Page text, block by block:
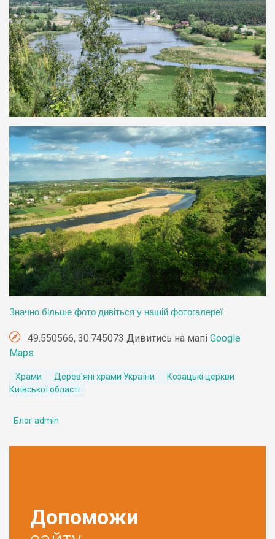
Значно більше фото дивіться у нашій фотогалереї
49.550566, 30.745073 Дивитись на мапі Google
Maps
Храми Дерев'яні храми України
Козацькі церкви
Київської області
Блог admin
Допоможи